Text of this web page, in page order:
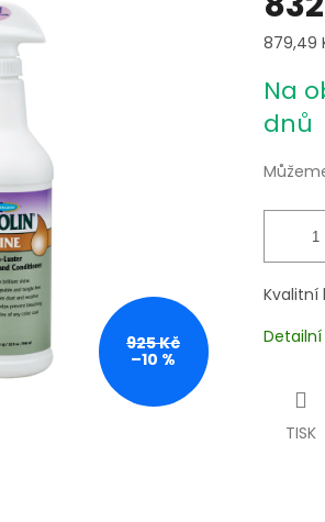
925 Kč
–10 %
Měrná
879,49
Na
dnů
Kvalitní
TISK